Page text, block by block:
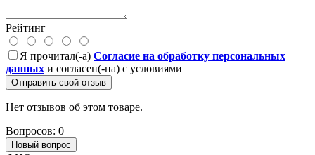
Рейтинг
Я прочитал(-а) Согласие на обработку персональных
данных и согласен(-на) с условиями
Отправить свой отзыв
Нет отзывов об этом товаре.
Вопросов: 0
Новый вопрос